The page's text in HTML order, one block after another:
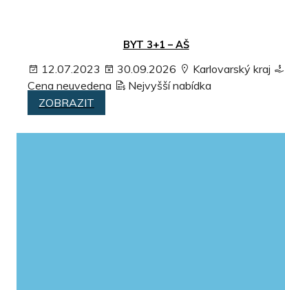
BYT 3+1 – AŠ
12.07.2023 30.09.2026
Karlovarský kraj
Cena neuvedena
Nejvyšší nabídka
ZOBRAZIT